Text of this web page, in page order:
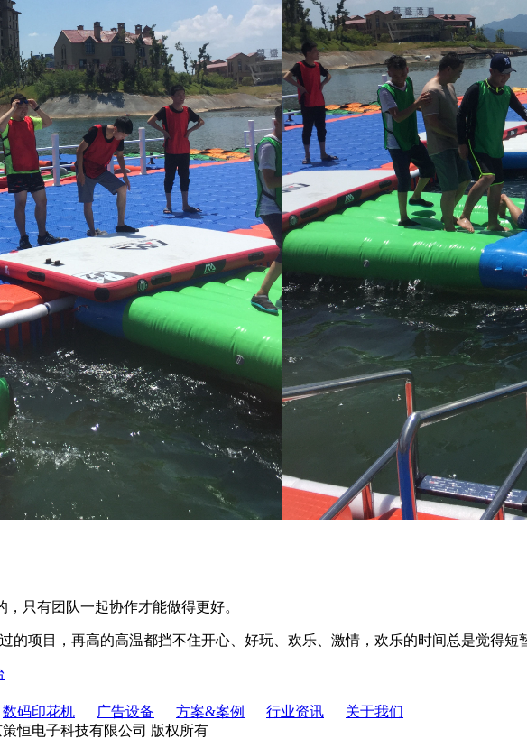
只有团队一起协作才能做得更好。
的项目，再高的高温都挡不住开心、好玩、欢乐、激情，欢乐的时间总是觉得短
数码印花机 广告设备 方案&案例 行业资讯
关于我们
策恒电子科技有限公司 版权所有